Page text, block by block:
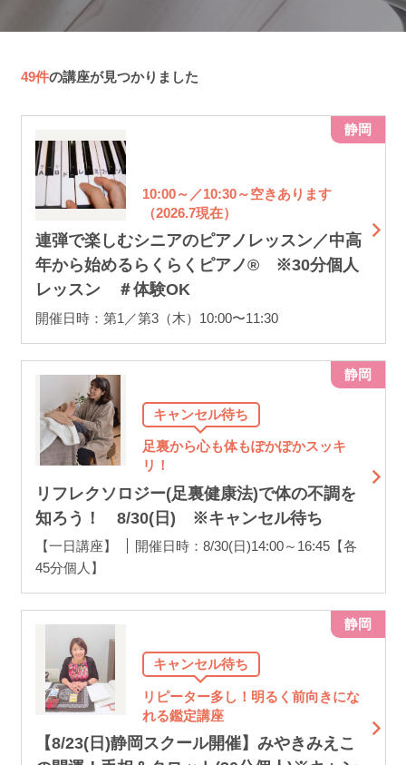
49件の講座が見つかりました
10:00～／10:30～空きあります
（2026.7現在）
連弾で楽しむシニアのピアノレッスン／中高
年から始めるらくらくピアノ® ※30分個人
レッスン ＃体験OK
開催日時：第1／第3（木）10:00〜11:30
静岡
キャンセル待ち
足裏から心も体もぽかぽかスッキ
リ！
リフレクソロジー(足裏健康法)で体の不調を
知ろう！ 8/30(日) ※キャンセル待ち
【一日講座】
開催日時：8/30(日)14:00～16:45【各
45分個人】
静岡
キャンセル待ち
リピーター多し！明るく前向きにな
れる鑑定講座
【8/23(日)静岡スクール開催】みやきみえこ
静岡